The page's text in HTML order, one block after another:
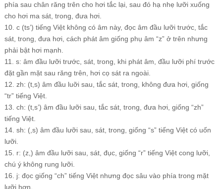
phía sau chân răng trên cho hơi tắc lại, sau đó hạ nhẹ lưỡi xuống
cho hơi ma sát, trong, đưa hơi.
10. c (ts’) tiếng Việt không có âm này, đọc âm đầu lưỡi trước, tắc
sát, trong, đưa hơi, cách phát âm giống phụ âm “z” ở trên nhưng
phải bật hơi mạnh.
11. s: âm đầu lưỡi trước, sát, trong, khi phát âm, đầu lưỡi phí trước
đặt gần mặt sau răng trên, hơi cọ sát ra ngoài.
12. zh: (t,s) âm đầu luỡi sau, tắc sát, trong, không đưa hơi, giống
“tr” tiếng Việt.
13. ch: (t,s’) âm đầu lưỡi sau, tắc sát, trong, đưa hơi, giống “zh”
tiếng Việt.
14. sh: (,s) âm đầu lưỡi sau, sát, trong, giống “s” tiếng Việt có uốn
lưỡi.
15. r: (z,) âm đầu lưỡi sau, sát, đục, giống “r” tiếng Việt cong lưỡi,
chú ý không rung lưỡi.
16. j: đọc giống “ch” tiếng Việt nhưng đọc sâu vào phía trong mặt
lưỡi hơn.